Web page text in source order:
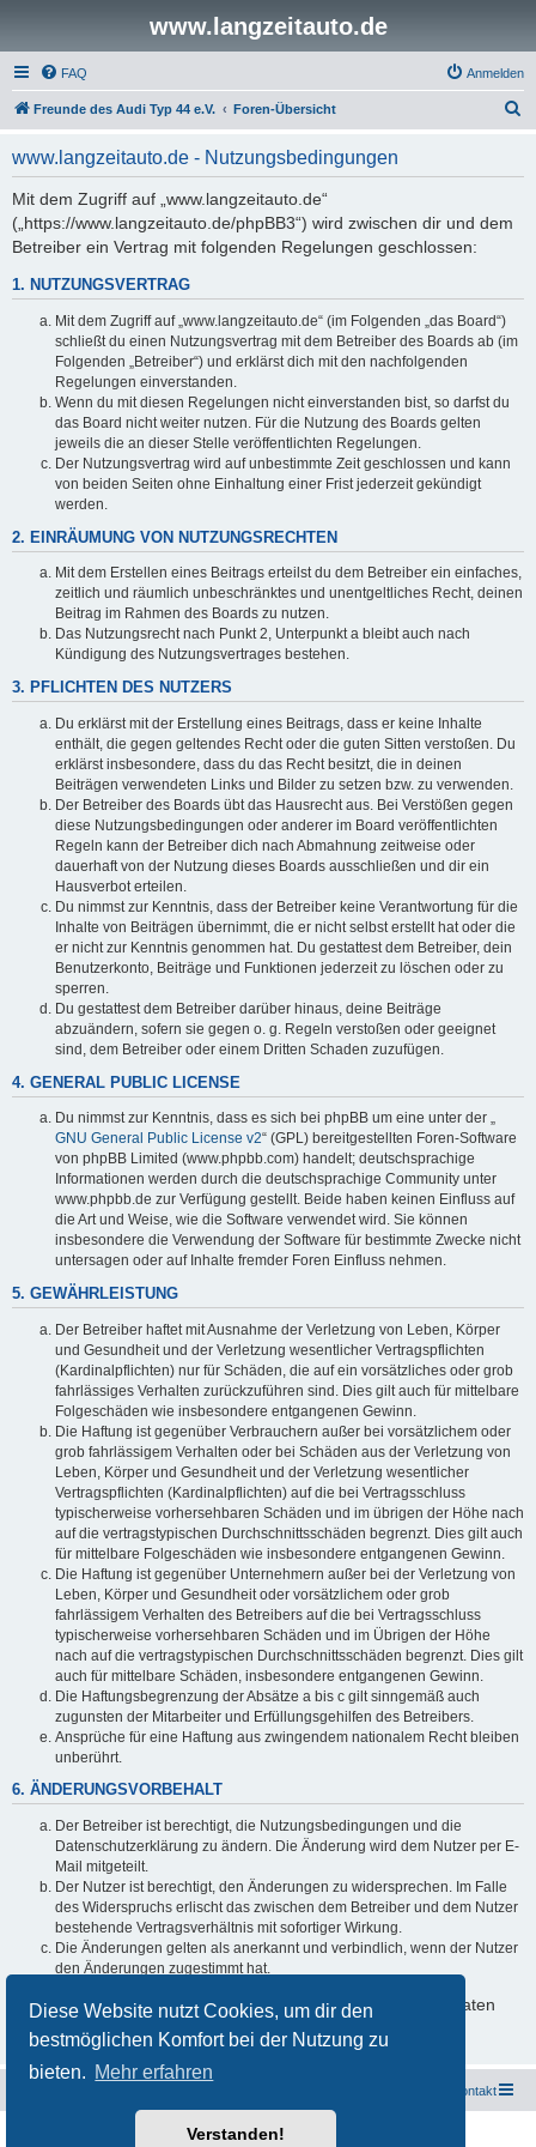
Diese Website nutzt Cookies, um dir den
bestmöglichen Komfort bei der Nutzung zu
bieten. Mehr erfahren
Verstanden!
www.langzeitauto.de
FAQ Anmelden
Freunde des Audi Typ 44 e.V. Foren-Übersicht
www.langzeitauto.de - Nutzungsbedingungen
Mit dem Zugriff auf „www.langzeitauto.de“
(„https://www.langzeitauto.de/phpBB3“) wird zwischen dir und dem
Betreiber ein Vertrag mit folgenden Regelungen geschlossen:
1. NUTZUNGSVERTRAG
Mit dem Zugriff auf „www.langzeitauto.de“ (im Folgenden „das Board“)
schließt du einen Nutzungsvertrag mit dem Betreiber des Boards ab (im
Folgenden „Betreiber“) und erklärst dich mit den nachfolgenden
Regelungen einverstanden.
Wenn du mit diesen Regelungen nicht einverstanden bist, so darfst du
das Board nicht weiter nutzen. Für die Nutzung des Boards gelten
jeweils die an dieser Stelle veröffentlichten Regelungen.
Der Nutzungsvertrag wird auf unbestimmte Zeit geschlossen und kann
von beiden Seiten ohne Einhaltung einer Frist jederzeit gekündigt
werden.
2. EINRÄUMUNG VON NUTZUNGSRECHTEN
Mit dem Erstellen eines Beitrags erteilst du dem Betreiber ein einfaches,
zeitlich und räumlich unbeschränktes und unentgeltliches Recht, deinen
Beitrag im Rahmen des Boards zu nutzen.
Das Nutzungsrecht nach Punkt 2, Unterpunkt a bleibt auch nach
Kündigung des Nutzungsvertrages bestehen.
3. PFLICHTEN DES NUTZERS
Du erklärst mit der Erstellung eines Beitrags, dass er keine Inhalte
enthält, die gegen geltendes Recht oder die guten Sitten verstoßen. Du
erklärst insbesondere, dass du das Recht besitzt, die in deinen
Beiträgen verwendeten Links und Bilder zu setzen bzw. zu verwenden.
Der Betreiber des Boards übt das Hausrecht aus. Bei Verstößen gegen
diese Nutzungsbedingungen oder anderer im Board veröffentlichten
Regeln kann der Betreiber dich nach Abmahnung zeitweise oder
dauerhaft von der Nutzung dieses Boards ausschließen und dir ein
Hausverbot erteilen.
Du nimmst zur Kenntnis, dass der Betreiber keine Verantwortung für die
Inhalte von Beiträgen übernimmt, die er nicht selbst erstellt hat oder die
er nicht zur Kenntnis genommen hat. Du gestattest dem Betreiber, dein
Benutzerkonto, Beiträge und Funktionen jederzeit zu löschen oder zu
sperren.
Du gestattest dem Betreiber darüber hinaus, deine Beiträge
abzuändern, sofern sie gegen o. g. Regeln verstoßen oder geeignet
sind, dem Betreiber oder einem Dritten Schaden zuzufügen.
4. GENERAL PUBLIC LICENSE
Du nimmst zur Kenntnis, dass es sich bei phpBB um eine unter der „
GNU General Public License v2“ (GPL) bereitgestellten Foren-Software
von phpBB Limited (www.phpbb.com) handelt; deutschsprachige
Informationen werden durch die deutschsprachige Community unter
www.phpbb.de zur Verfügung gestellt. Beide haben keinen Einfluss auf
die Art und Weise, wie die Software verwendet wird. Sie können
insbesondere die Verwendung der Software für bestimmte Zwecke nicht
untersagen oder auf Inhalte fremder Foren Einfluss nehmen.
5. GEWÄHRLEISTUNG
Der Betreiber haftet mit Ausnahme der Verletzung von Leben, Körper
und Gesundheit und der Verletzung wesentlicher Vertragspflichten
(Kardinalpflichten) nur für Schäden, die auf ein vorsätzliches oder grob
fahrlässiges Verhalten zurückzuführen sind. Dies gilt auch für mittelbare
Folgeschäden wie insbesondere entgangenen Gewinn.
Die Haftung ist gegenüber Verbrauchern außer bei vorsätzlichem oder
grob fahrlässigem Verhalten oder bei Schäden aus der Verletzung von
Leben, Körper und Gesundheit und der Verletzung wesentlicher
Vertragspflichten (Kardinalpflichten) auf die bei Vertragsschluss
typischerweise vorhersehbaren Schäden und im übrigen der Höhe nach
auf die vertragstypischen Durchschnittsschäden begrenzt. Dies gilt auch
für mittelbare Folgeschäden wie insbesondere entgangenen Gewinn.
Die Haftung ist gegenüber Unternehmern außer bei der Verletzung von
Leben, Körper und Gesundheit oder vorsätzlichem oder grob
fahrlässigem Verhalten des Betreibers auf die bei Vertragsschluss
typischerweise vorhersehbaren Schäden und im Übrigen der Höhe
nach auf die vertragstypischen Durchschnittsschäden begrenzt. Dies gilt
auch für mittelbare Schäden, insbesondere entgangenen Gewinn.
Die Haftungsbegrenzung der Absätze a bis c gilt sinngemäß auch
zugunsten der Mitarbeiter und Erfüllungsgehilfen des Betreibers.
Ansprüche für eine Haftung aus zwingendem nationalem Recht bleiben
unberührt.
6. ÄNDERUNGSVORBEHALT
Der Betreiber ist berechtigt, die Nutzungsbedingungen und die
Datenschutzerklärung zu ändern. Die Änderung wird dem Nutzer per E-
Mail mitgeteilt.
Der Nutzer ist berechtigt, den Änderungen zu widersprechen. Im Falle
des Widerspruchs erlischt das zwischen dem Betreiber und dem Nutzer
bestehende Vertragsverhältnis mit sofortiger Wirkung.
Die Änderungen gelten als anerkannt und verbindlich, wenn der Nutzer
den Änderungen zugestimmt hat.
Informationen über den Umgang mit deinen persönlichen Daten
sind in der Datenschutzerklärung enthalten.
Kontakt
phpBB® Forum Software © phpBB Limited